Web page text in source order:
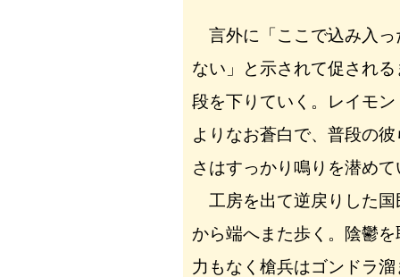
言外に「ここで込み入っ
ない」と示されて促され
段を下りていく。レイモ
よりなお蒼白で、普段の
さはすっかり鳴りを潜め
工房を出て逆戻りした国
から端へまた歩く。陰鬱
力もなく槍兵はゴンドラ